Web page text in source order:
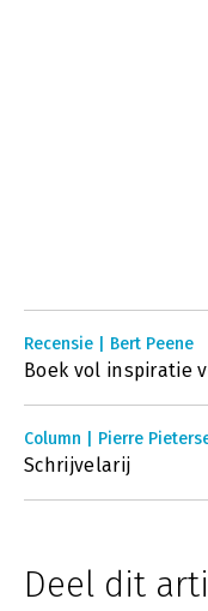
Recensie | Bert Peene
Boek vol inspiratie
Column | Pierre
Schrijvelarij
Deel dit